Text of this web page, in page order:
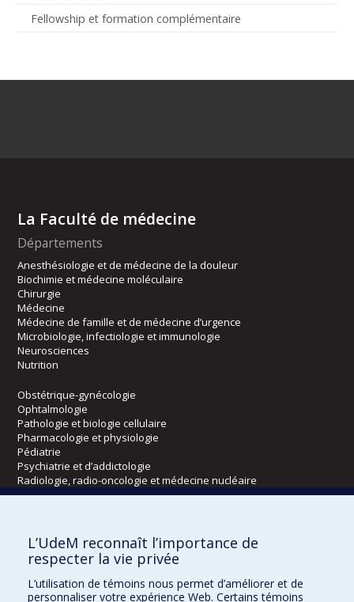
Fellowship et formation complémentaire
La Faculté de médecine
Départements
Anesthésiologie et de médecine de la douleur
Biochimie et médecine moléculaire
Chirurgie
Médecine
Médecine de famille et de médecine d’urgence
Microbiologie, infectiologie et immunologie
Neurosciences
Nutrition
Obstétrique-gynécologie
Ophtalmologie
Pathologie et biologie cellulaire
Pharmacologie et physiologie
Pédiatrie
Psychiatrie et d’addictologie
Radiologie, radio-oncologie et médecine nucléaire
Écoles
Kinésiologie et des sciences de l’activité physique
Orthophonie et audiologie
Réadaptation
L’UdeM reconnaît l’importance de
respecter la vie privée
L’utilisation de témoins nous permet d’améliorer et de
personnaliser votre expérience Web. Certains témoins